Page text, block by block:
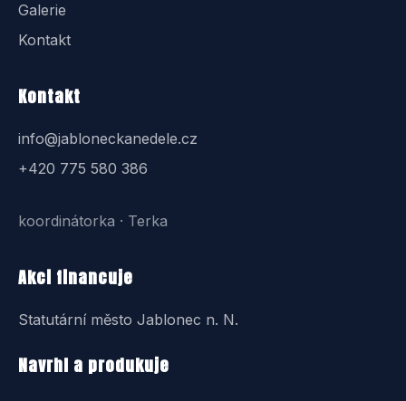
Galerie
Kontakt
Kontakt
info@jabloneckanedele.cz
+420 775 580 386
koordinátorka · Terka
Akci financuje
Statutární město Jablonec n. N.
Navrhl a produkuje